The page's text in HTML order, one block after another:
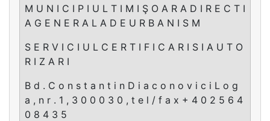
M U N I C I P I U L T I M I Ş O A R A D I R E C T I
A G E N E R A L A D E U R B A N I S M
S E R V I C I U L C E R T I F I C A R I S I A U T O
R I Z A R I
B d . C o n s t a n t i n D i a c o n o v i c i L o g
a , n r . 1 , 3 0 0 0 3 0 , t e l / f a x + 4 0 2 5 6 4
0 8 4 3 5